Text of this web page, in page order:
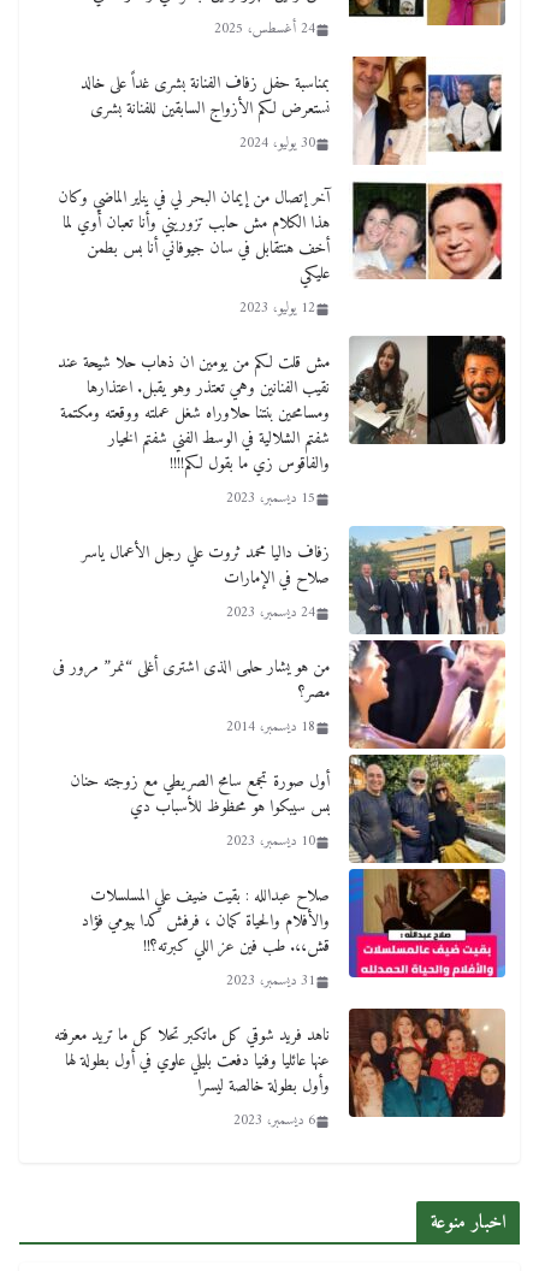
24 أغسطس، 2025
بمناسبة حفل زفاف الفنانة بشرى غداً على خالد
نستعرض لكم الأزواج السابقين للفنانة بشرى
30 يوليو، 2024
آخر إتصال من إيمان البحر لي في يناير الماضي وكان
هذا الكلام مش حابب تزوريني وأنا تعبان أوي لما
أخف هنتقابل في سان جيوفاني أنا بس بطمن
عليكي
12 يوليو، 2023
مش قلت لكم من يومين ان ذهاب حلا شيحة عند
نقيب الفنانين وهي تعتذر وهو يقبل. اعتذارها
ومسامحين بنتنا حلاوراه شغل عملته ووقعته ومكتمة
شفتم الشلالية في الوسط الفني شفتم الخيار
والفاقوس زي ما بقول لكم!!!!
15 ديسمبر، 2023
زفاف داليا محمد ثروت علي رجل الأعمال ياسر
صلاح في الإمارات
24 ديسمبر، 2023
من هو يشار حلمى الذى اشترى أغلى “نمر” مرور فى
مصر؟
18 ديسمبر، 2014
أول صورة تجمع سامح الصريطي مع زوجته حنان
بس سيبكوا هو محظوظ للأسباب دي
10 ديسمبر، 2023
صلاح عبدالله : بقيت ضيف علي المسلسلات
والأفلام والحياة كمان ، فرفش كدا بيومي فؤاد
قش،،. طب فين عز اللي كبرته؟!!
31 ديسمبر، 2023
ناهد فريد شوقي كل ماتكبر تحلا كل ما تريد معرفته
عنها عائليا وفنيا دفعت بليلي علوي في أول بطولة لها
وأول بطولة خالصة ليسرا
6 ديسمبر، 2023
اخبار منوعة